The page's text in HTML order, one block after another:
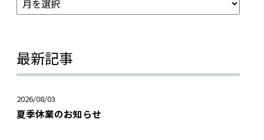
最新記事
2026/08/03
夏季休業のお知らせ